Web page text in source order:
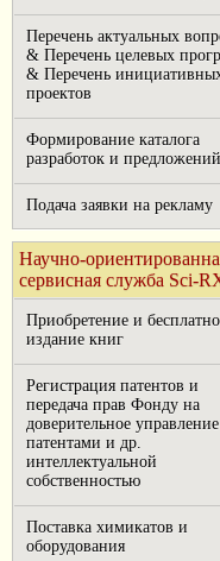
Перечень актуальных
& Перечень целевых
& Перечень
проектов
Формирование каталога
разработок и
Подача заявки на рекламу
Научно-
сервисная служба Sci-
Приобретение и
издание книг
Регистрация патентов и
передача прав Фонду на
доверительное управление
патентами и др.
интеллектуальной
собственностью
Поставка химикатов и
оборудования